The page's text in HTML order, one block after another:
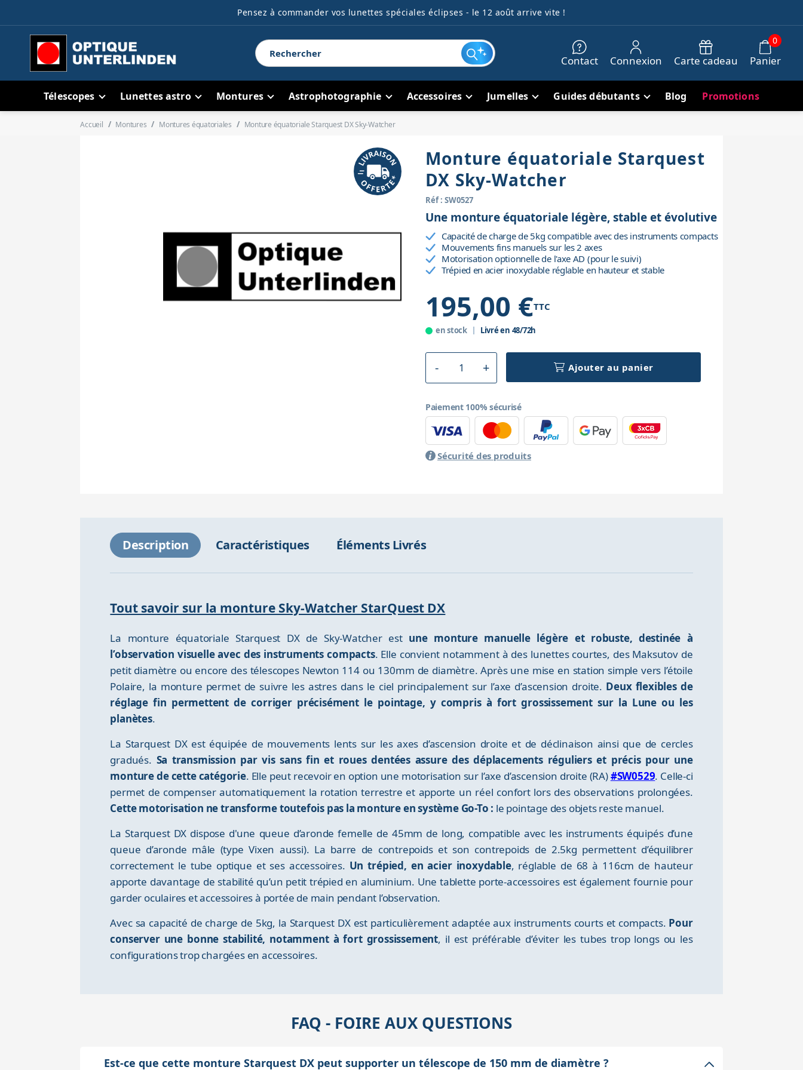
Pensez à commander vos lunettes spéciales éclipses - le 12 août arrive vite !
Contact Connexion Carte cadeau Panier
0
Télescopes Lunettes astro Montures Astrophotographie Accessoires Jumelles Guides débutants Blog Promotions
Accueil Montures Montures équatoriales Monture équatoriale Starquest DX Sky-Watcher
Monture équatoriale Starquest
DX Sky-Watcher
Réf : SW0527
Une monture équatoriale légère, stable et évolutive
Capacité de charge de 5kg compatible avec des instruments compacts
Mouvements fins manuels sur les 2 axes
Motorisation optionnelle de l'axe AD (pour le suivi)
Trépied en acier inoxydable réglable en hauteur et stable
195,00 €TTC
en stock Livré en 48/72h
Ajouter au panier
Paiement 100% sécurisé
Sécurité des produits
Description Caractéristiques Éléments Livrés
Tout savoir sur la monture Sky-Watcher StarQuest DX
La monture équatoriale Starquest DX de Sky-Watcher est une monture manuelle légère et robuste, destinée à
l’observation visuelle avec des instruments compacts. Elle convient notamment à des lunettes courtes, des Maksutov de
petit diamètre ou encore des télescopes Newton 114 ou 130mm de diamètre. Après une mise en station simple vers l’étoile
Polaire, la monture permet de suivre les astres dans le ciel principalement sur l’axe d’ascension droite. Deux flexibles de
réglage fin permettent de corriger précisément le pointage, y compris à fort grossissement sur la Lune ou les
planètes.
La Starquest DX est équipée de mouvements lents sur les axes d’ascension droite et de déclinaison ainsi que de cercles
gradués. Sa transmission par vis sans fin et roues dentées assure des déplacements réguliers et précis pour une
monture de cette catégorie. Elle peut recevoir en option une motorisation sur l’axe d’ascension droite (RA)#SW0529. Celle-ci
permet de compenser automatiquement la rotation terrestre et apporte un réel confort lors des observations prolongées.
Cette motorisation ne transforme toutefois pas la monture en système Go-To : le pointage des objets reste manuel.
La Starquest DX dispose d'une queue d’aronde femelle de 45mm de long, compatible avec les instruments équipés d’une
queue d’aronde mâle (type Vixen aussi). La barre de contrepoids et son contrepoids de 2.5kg permettent d’équilibrer
correctement le tube optique et ses accessoires. Un trépied, en acier inoxydable, réglable de 68 à 116cm de hauteur
apporte davantage de stabilité qu’un petit trépied en aluminium. Une tablette porte-accessoires est également fournie pour
garder oculaires et accessoires à portée de main pendant l’observation.
Avec sa capacité de charge de 5kg, la Starquest DX est particulièrement adaptée aux instruments courts et compacts. Pour
conserver une bonne stabilité, notamment à fort grossissement, il est préférable d’éviter les tubes trop longs ou les
configurations trop chargées en accessoires.
FAQ - FOIRE AUX QUESTIONS
Est-ce que cette monture Starquest DX peut supporter un télescope de 150 mm de diamètre ?